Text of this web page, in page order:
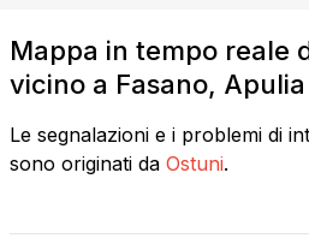
Mappa in tempo reale
vicino a Fasano, Apulia
Le segnalazioni e i problemi di
sono originati da Ostuni.